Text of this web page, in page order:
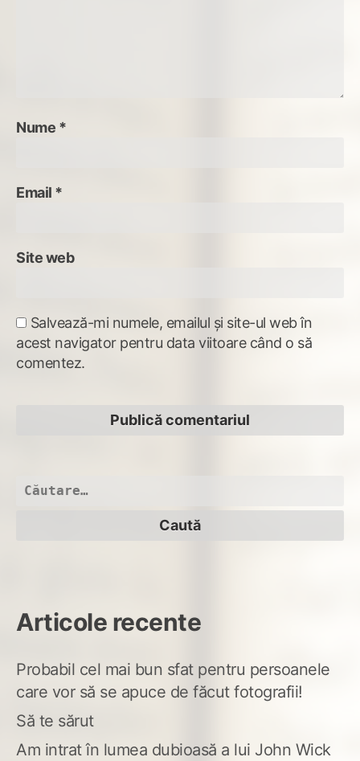
Nume *
Email *
Site web
Salvează-mi numele, emailul și site-ul web în
acest navigator pentru data viitoare când o să
comentez.
Caută
Articole recente
Probabil cel mai bun sfat pentru persoanele
care vor să se apuce de făcut fotografii!
Să te sărut
Am intrat în lumea dubioasă a lui John Wick